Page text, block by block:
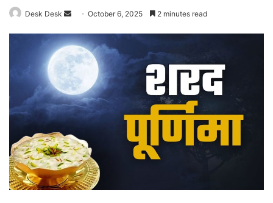
Desk Desk
Send
email
October 6, 2025 2 minutes read